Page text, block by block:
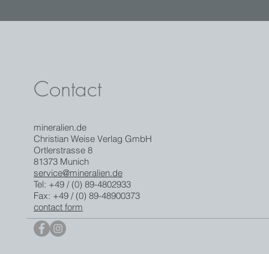
Contact
mineralien.de
Christian Weise Verlag GmbH
Ortlerstrasse 8
81373 Munich
service@mineralien.de
Tel: +49 / (0) 89-4802933
Fax: +49 / (0) 89-48900373
contact form